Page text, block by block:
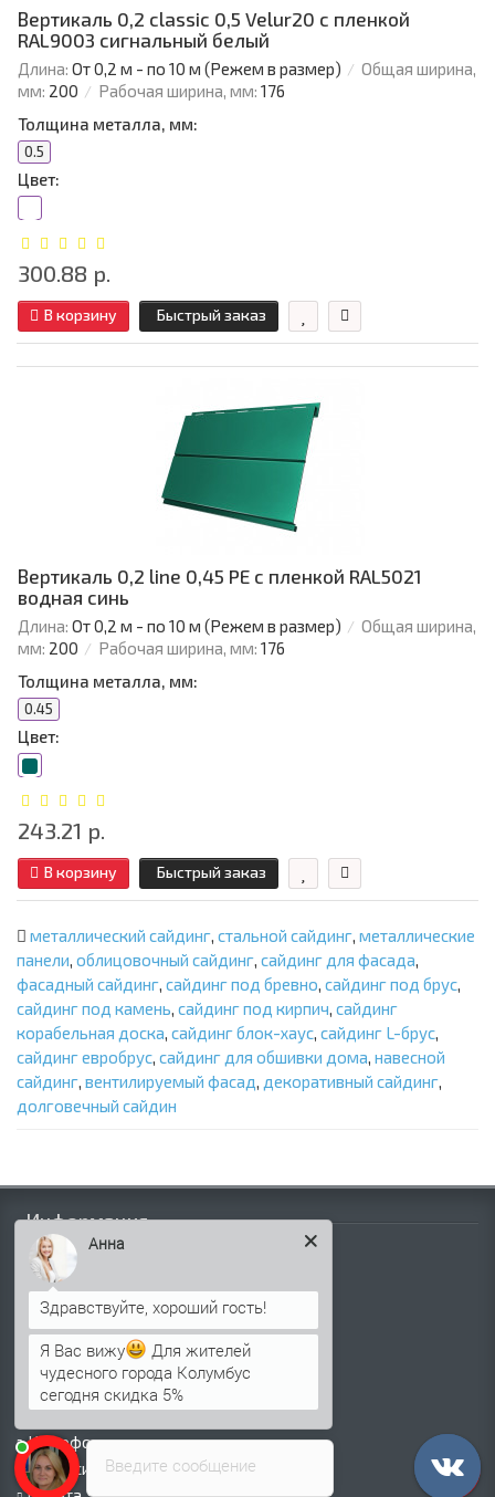
Вертикаль 0,2 classic 0,5 Velur20 с пленкой
RAL9003 сигнальный белый
Длина: От 0,2 м - по 10 м (Режем в размер)
Общая ширина,
мм: 200 Рабочая ширина, мм: 176
Толщина металла, мм:
0.5
Цвет:
300.88 р.
В корзину Быстрый заказ
Вертикаль 0,2 line 0,45 PE с пленкой RAL5021
водная синь
Длина: От 0,2 м - по 10 м (Режем в размер)
Общая ширина,
мм: 200 Рабочая ширина, мм: 176
Толщина металла, мм:
0.45
Цвет:
243.21 р.
В корзину Быстрый заказ
металлический сайдинг, стальной сайдинг, металлические
панели, облицовочный сайдинг, сайдинг для фасада,
фасадный сайдинг, сайдинг под бревно, сайдинг под брус,
сайдинг под камень, сайдинг под кирпич, сайдинг
корабельная доска, сайдинг блок-хаус, сайдинг L-брус,
сайдинг евробрус, сайдинг для обшивки дома, навесной
сайдинг, вентилируемый фасад, декоративный сайдинг,
долговечный сайдин
Информация
Палитра RAL
Информация о компании
Информация о доставке
Политика безопасности
Условия соглашения
Сертификаты
Виды покрытий
Как оформить заказ
Вакансии
Введите сообщение
Анна
Я Вас вижу
Для жителей
чудесного города Колумбус
сегодня скидка 5%